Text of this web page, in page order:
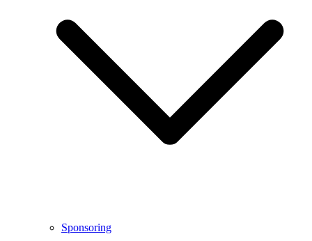
Sponsoring